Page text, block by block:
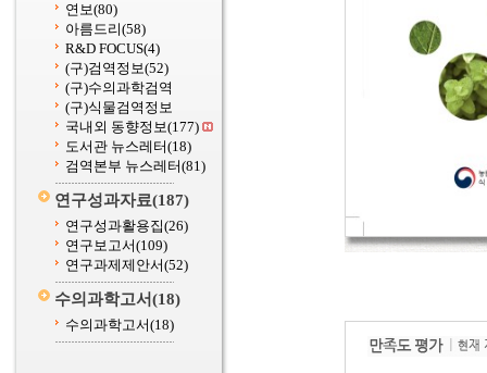
연보(80)
아름드리(58)
R&D FOCUS(4)
(구)검역정보(52)
(구)수의과학검역
(구)식물검역정보
국내외 동향정보(177)
도서관 뉴스레터(18)
검역본부 뉴스레터(81)
연구성과자료(187)
연구성과활용집(26)
연구보고서(109)
연구과제제안서(52)
수의과학고서(18)
수의과학고서(18)